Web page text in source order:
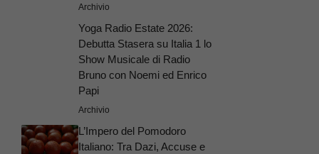
Archivio
Yoga Radio Estate 2026:
Debutta Stasera su Italia 1 lo
Show Musicale di Radio
Bruno con Noemi ed Enrico
Papi
Archivio
L’Impero del Pomodoro
Italiano: Tra Dazi, Accuse e